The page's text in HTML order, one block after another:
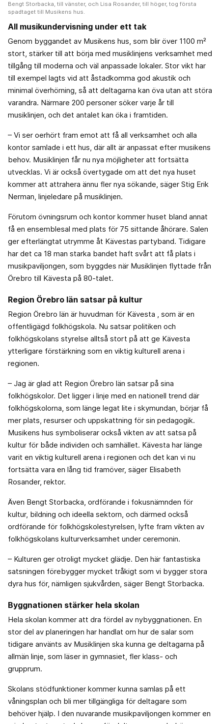
Bengt Storbacka, till vänster, och Lisa Rosander, till höger, tog första
spadtaget till Musikens hus.
All musikundervisning under ett tak
Genom byggandet av Musikens hus, som blir över 1100 m²
stort, stärker till att börja med musiklinjens verksamhet med
tillgång till moderna och väl anpassade lokaler. Stor vikt har
till exempel lagts vid att åstadkomma god akustik och
minimal överhörning, så att deltagarna kan öva utan att störa
varandra. Närmare 200 personer söker varje år till
musiklinjen, och det antalet kan öka i framtiden.
– Vi ser oerhört fram emot att få all verksamhet och alla
kontor samlade i ett hus, där allt är anpassat efter musikens
behov. Musiklinjen får nu nya möjligheter att fortsätta
utvecklas. Vi är också övertygade om att det nya huset
kommer att attrahera ännu fler nya sökande, säger Stig Erik
Nerman, linjeledare på musiklinjen.
Förutom övningsrum och kontor kommer huset bland annat
få en ensemblesal med plats för 75 sittande åhörare. Salen
ger efterlängtat utrymme åt Kävestas partyband. Tidigare
har det ca 18 man starka bandet haft svårt att få plats i
musikpaviljongen, som byggdes när Musiklinjen flyttade från
Örebro till Kävesta på 80-talet.
Region Örebro län satsar på kultur
Region Örebro län är huvudman för Kävesta , som är en
offentligägd folkhögskola. Nu satsar politiken och
folkhögskolans styrelse alltså stort på att ge Kävesta
ytterligare förstärkning som en viktig kulturell arena i
regionen.
– Jag är glad att Region Örebro län satsar på sina
folkhögskolor. Det ligger i linje med en nationell trend där
folkhögskolorna, som länge legat lite i skymundan, börjar få
mer plats, resurser och uppskattning för sin pedagogik.
Musikens hus symboliserar också vikten av att satsa på
kultur för både individen och samhället. Kävesta har länge
varit en viktig kulturell arena i regionen och det kan vi nu
fortsätta vara en lång tid framöver, säger Elisabeth
Rosander, rektor.
Även Bengt Storbacka, ordförande i fokusnämnden för
kultur, bildning och ideella sektorn, och därmed också
ordförande för folkhögskolestyrelsen, lyfte fram vikten av
folkhögskolans kulturverksamhet under ceremonin.
– Kulturen ger otroligt mycket glädje. Den här fantastiska
satsningen förebygger mycket tråkigt som vi bygger stora
dyra hus för, nämligen sjukvården, säger Bengt Storbacka.
Byggnationen stärker hela skolan
Hela skolan kommer att dra fördel av nybyggnationen. En
stor del av planeringen har handlat om hur de salar som
tidigare använts av Musiklinjen ska kunna ge deltagarna på
allmän linje, som läser in gymnasiet, fler klass- och
grupprum.
Skolans stödfunktioner kommer kunna samlas på ett
våningsplan och bli mer tillgängliga för deltagare som
behöver hjälp. I den nuvarande musikpaviljongen kommer en